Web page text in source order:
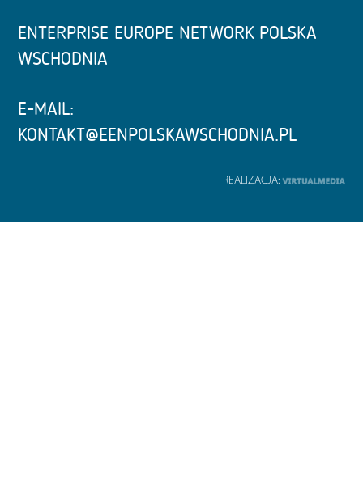
ENTERPRISE EUROPE NETWORK POLSKA
WSCHODNIA
E-MAIL:
KONTAKT@EENPOLSKAWSCHODNIA.PL
REALIZACJA: